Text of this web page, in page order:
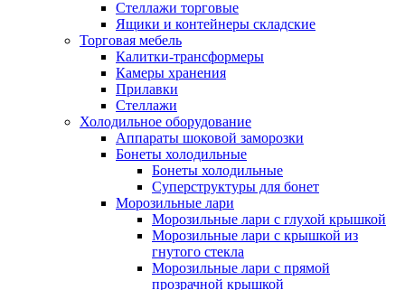
Стеллажи торговые
Ящики и контейнеры складские
Торговая мебель
Калитки-трансформеры
Камеры хранения
Прилавки
Стеллажи
Холодильное оборудование
Аппараты шоковой заморозки
Бонеты холодильные
Бонеты холодильные
Суперструктуры для бонет
Морозильные лари
Морозильные лари с глухой крышкой
Морозильные лари с крышкой из
гнутого стекла
Морозильные лари с прямой
прозрачной крышкой